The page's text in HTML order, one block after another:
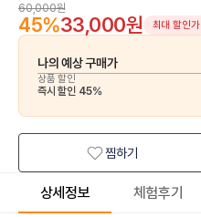
60,000원
45%33,000원 최대 할인가
나의 예상 구매가
상품 할인
즉시 할인 45%
찜하기
상세정보 체험후기